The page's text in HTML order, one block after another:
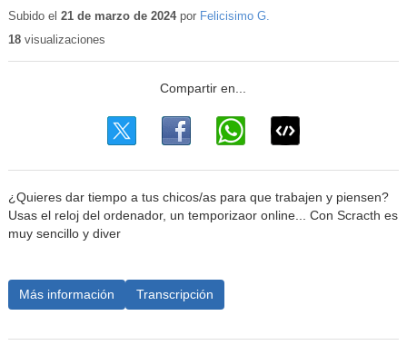
Subido el 21 de marzo de 2024por Felicisimo G.
18visualizaciones
¿Quieres dar tiempo a tus chicos/as para que trabajen y piensen?
Usas el reloj del ordenador, un temporizaor online... Con Scracth es
muy sencillo y diver
Más información Transcripción